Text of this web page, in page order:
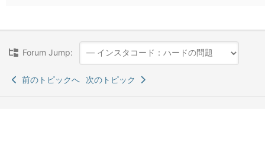
Forum Jump:
前のトピックへ 次のトピック